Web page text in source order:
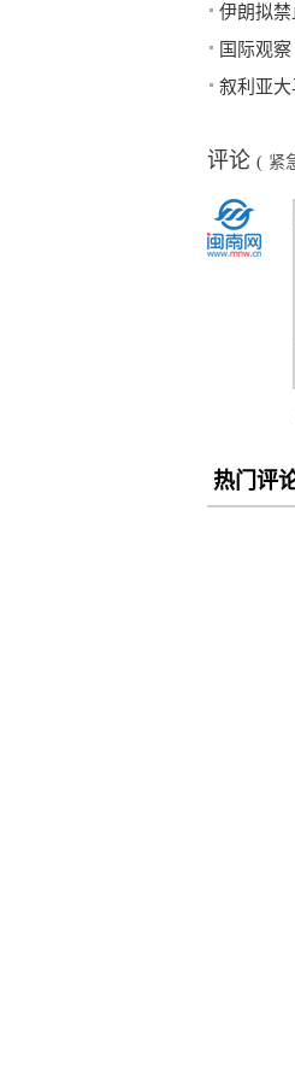
伊朗拟
国际观
叙利亚大
评论 ( 紧
热门评